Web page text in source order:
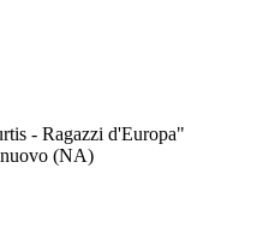
- Ragazzi d'Europa"
(NA)